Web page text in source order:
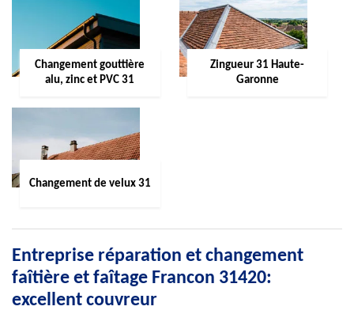
Changement gouttière
alu, zinc et PVC 31
Zingueur 31 Haute-
Garonne
Changement de velux 31
Entreprise réparation et changement
faîtière et faîtage Francon 31420:
excellent couvreur